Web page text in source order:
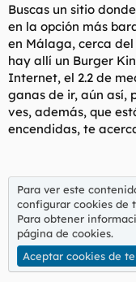
d
e
l
t
e
a
i
c
i
o
Buscas un sitio
en la opción más
en Málaga, cerca
hay allí un Burger
Internet, el 2.2 de
ganas de ir, aún así,
ves, además, que
encendidas, te
Para ver este
configurar cookies de
Para obtener
página de cookies.
Aceptar cookies de